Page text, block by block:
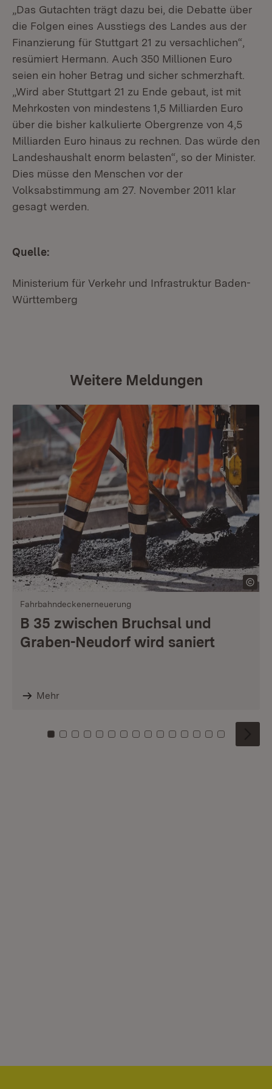
„Das Gutachten trägt dazu bei, die Debatte über
die Folgen eines Ausstiegs des Landes aus der
Finanzierung für Stuttgart 21 zu versachlichen“,
resümiert Hermann. Auch 350 Millionen Euro
seien ein hoher Betrag und sicher schmerzhaft.
„Wird aber Stuttgart 21 zu Ende gebaut, ist mit
Mehrkosten von mindestens 1,5 Milliarden Euro
über die bisher kalkulierte Obergrenze von 4,5
Milliarden Euro hinaus zu rechnen. Das würde den
Landeshaushalt enorm belasten“, so der Minister.
Dies müsse den Menschen vor der
Volksabstimmung am 27. November 2011 klar
gesagt werden.
Quelle:
Ministerium für Verkehr und Infrastruktur Baden-
Württemberg
Weitere Meldungen
Fahrbahndeckenerneuerung
B 35 zwischen Bruchsal und
Graben-Neudorf wird saniert
Mehr
Zu Kachel: 0
Zu Kachel: 1
Zu Kachel: 2
Zu Kachel: 3
Zu Kachel: 4
Zu Kachel: 5
Zu Kachel: 6
Zu Kachel: 7
Zu Kachel: 8
Zu Kachel: 9
Zu Kachel: 10
Zu Kachel: 11
Zu Kachel: 12
Zu Kachel:
Zu